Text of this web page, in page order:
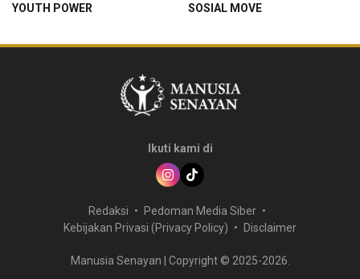
YOUTH POWER
SOSIAL MOVE
Ikuti kami di
Redaksi
Pedoman Media Siber
Kebijakan Privasi (Privacy Policy)
Disclaimer
Manusia Senayan | Copyright © 2025-2026.